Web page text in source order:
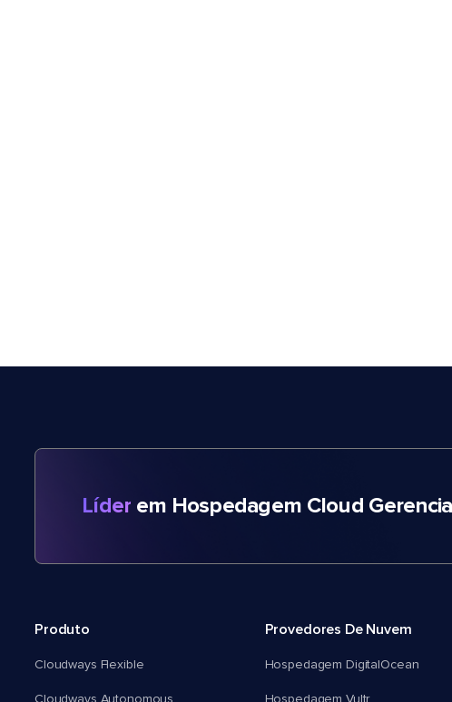
Líder em Hospedagem Cloud
Produto
Cloudways Flexible
Provedores De Nuvem
Hospedagem DigitalOcean